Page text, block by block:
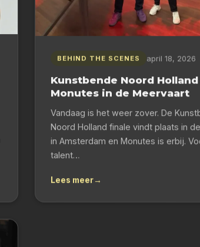
BEHIND THE SCENES april 18, 2026
Kunstbende Noord
Monutes in de Meervaart
Vandaag is het weer zover. De
Noord Holland finale vindt plaats in
in Amsterdam en Monutes is erbij.
talent…
Lees meer→